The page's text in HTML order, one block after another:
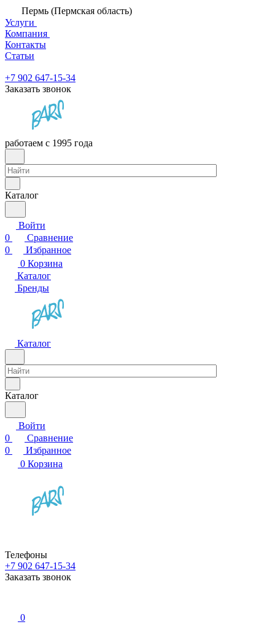
Пермь (Пермская область)
Услуги
Компания
Контакты
Статьи
+7 902 647-15-34
Заказать звонок
работаем с 1995 года
Каталог
Войти
0
Сравнение
0
Избранное
0 Корзина
Каталог
Бренды
Каталог
Каталог
Войти
0
Сравнение
0
Избранное
0 Корзина
Телефоны
+7 902 647-15-34
Заказать звонок
0